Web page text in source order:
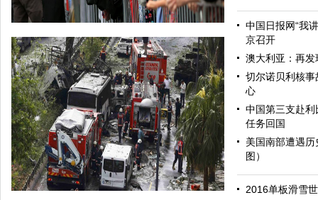
哈里与梅根亮相都柏林街头接受民众欢迎
中国日报网“我
京召开
澳大利亚：再
切尔诺贝利核
心
中国第三支赴
任务回国
美国南部遭遇
图）
2016单板滑雪